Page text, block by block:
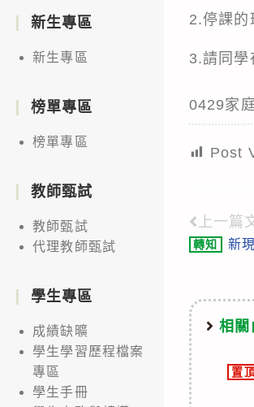
2.停課的
3.請同學
0429家
Post
Read
more
上一篇
轉知 新
相關
置
新生專區
新生專區
榜單專區
榜單專區
教師甄試
教師甄試
代理教師甄試
學生專區
成績缺曠
學生學習歷程檔案
專區
學生手冊